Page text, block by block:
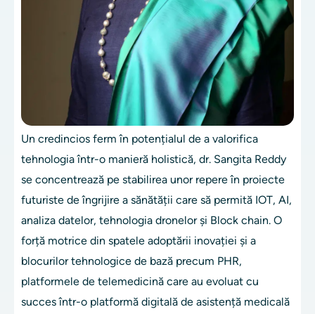
Un credincios ferm în potențialul de a valorifica
tehnologia într-o manieră holistică, dr. Sangita Reddy
se concentrează pe stabilirea unor repere în proiecte
futuriste de îngrijire a sănătății care să permită IOT, AI,
analiza datelor, tehnologia dronelor și Block chain. O
forță motrice din spatele adoptării inovației și a
blocurilor tehnologice de bază precum PHR,
platformele de telemedicină care au evoluat cu
succes într-o platformă digitală de asistență medicală